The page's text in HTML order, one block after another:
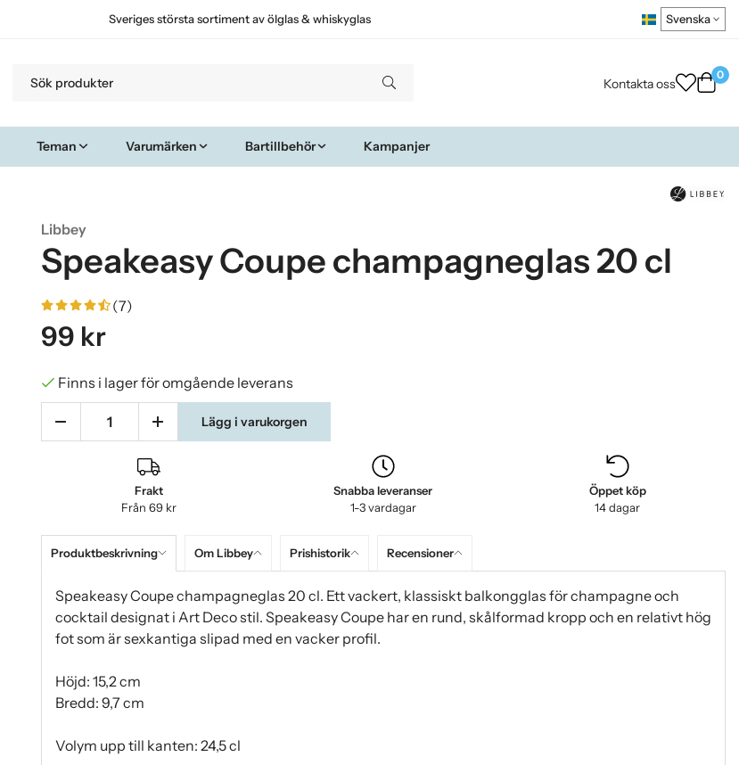
Sveriges största sortiment av ölglas & whiskyglas
Kontakta oss
0
Teman Varumärken Bartillbehör Kampanjer
Libbey
Speakeasy Coupe champagneglas 20 cl
(7)
99 kr
Finns i lager för omgående leverans
Lägg i varukorgen
Frakt
Från 69 kr
Snabba leveranser
1-3 vardagar
Öppet köp
14 dagar
Produktbeskrivning Om Libbey Prishistorik Recensioner
Speakeasy Coupe champagneglas 20 cl. Ett vackert, klassiskt balkongglas för champagne och
cocktail designat i Art Deco stil. Speakeasy Coupe har en rund, skålformad kropp och en relativt hög
fot som är sexkantiga slipad med en vacker profil.
Höjd: 15,2 cm
Bredd: 9,7 cm
Volym upp till kanten: 24,5 cl